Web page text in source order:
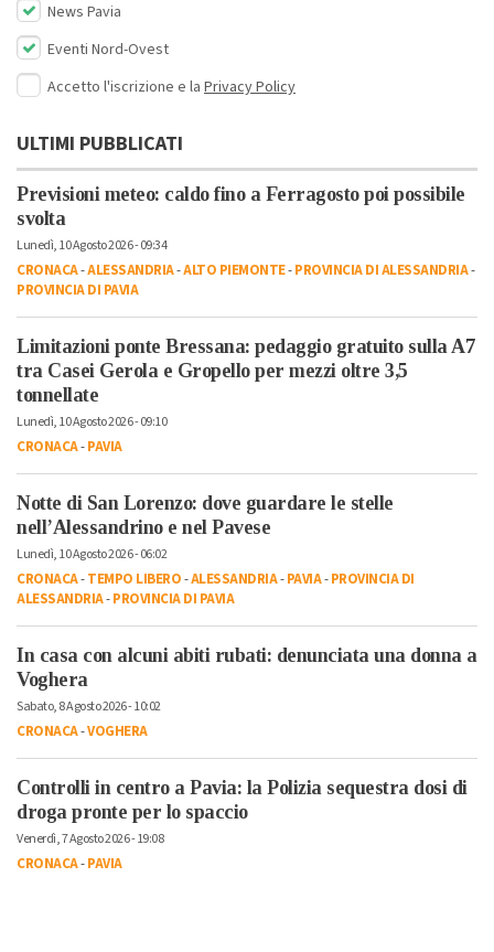
News Pavia
Eventi Nord-Ovest
Accetto l'iscrizione e la Privacy Policy
ULTIMI PUBBLICATI
Previsioni meteo: caldo fino a Ferragosto poi possibile
svolta
Lunedì, 10 Agosto 2026 - 09:34
CRONACA-ALESSANDRIA-ALTO PIEMONTE-PROVINCIA DI ALESSANDRIA-
PROVINCIA DI PAVIA
Limitazioni ponte Bressana: pedaggio gratuito sulla A7
tra Casei Gerola e Gropello per mezzi oltre 3,5
tonnellate
Lunedì, 10 Agosto 2026 - 09:10
CRONACA-PAVIA
Notte di San Lorenzo: dove guardare le stelle
nell’Alessandrino e nel Pavese
Lunedì, 10 Agosto 2026 - 06:02
CRONACA-TEMPO LIBERO-ALESSANDRIA-PAVIA-PROVINCIA DI
ALESSANDRIA-PROVINCIA DI PAVIA
In casa con alcuni abiti rubati: denunciata una donna a
Voghera
Sabato, 8 Agosto 2026 - 10:02
CRONACA-VOGHERA
Controlli in centro a Pavia: la Polizia sequestra dosi di
droga pronte per lo spaccio
Venerdì, 7 Agosto 2026 - 19:08
CRONACA-PAVIA